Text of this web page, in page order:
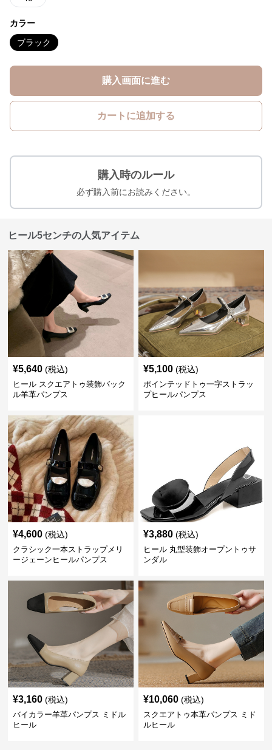
カラー
ブラック
購入画面に進む
カートに追加する
購入時のルール
必ず購入前にお読みください。
ヒール5センチの人気アイテム
¥5,640 (税込)
ヒール スクエアトゥ装飾バック
ル羊革パンプス
¥5,100 (税込)
ポインテッドトゥ一字ストラッ
プヒールパンプス
¥4,600 (税込)
クラシック一本ストラップメリ
ージェーンヒールパンプス
¥3,880 (税込)
ヒール 丸型装飾オープントゥサ
ンダル
¥3,160 (税込)
バイカラー羊革パンプス ミドル
ヒール
¥10,060 (税込)
スクエアトゥ本革パンプス ミド
ルヒール